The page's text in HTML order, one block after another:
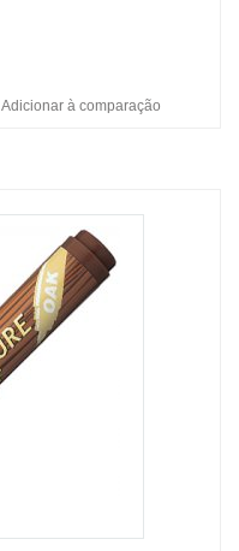
Adicionar à comparação